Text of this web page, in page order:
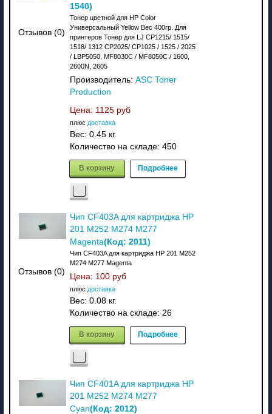
Отзывов (0)
1540)
Тонер цветной для HP Color
Универсальный Yellow Вес 400гр. Для
принтеров Тонер для LJ CP1215/ 1515/
1518/ 1312 CP2025/ CP1025 / 1525 / 2025
/ LBP5050, MF8030C / MF8050C / 1600,
2600N, 2605
Производитель: ASC Toner
Production
Цена: 1125 руб
плюс доставка
Вес: 0.45 кг.
Количество на складе: 450
В корзину Подробнее
Отзывов (0)
Чип CF403A для картриджа HP
201 M252 M274 M277
Magenta(Код: 2011)
Чип CF403A для картриджа HP 201 M252
M274 M277 Magenta
Цена: 100 руб
плюс доставка
Вес: 0.08 кг.
Количество на складе: 26
В корзину Подробнее
Чип CF401A для картриджа HP
201 M252 M274 M277
Cyan(Код: 2012)